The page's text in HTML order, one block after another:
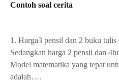
Contoh soal cerita
1. Harga3 pensil dan 2 buku tulis
Sedangkan harga 2 pensil dan
Model matematika yang tepat
adalah….